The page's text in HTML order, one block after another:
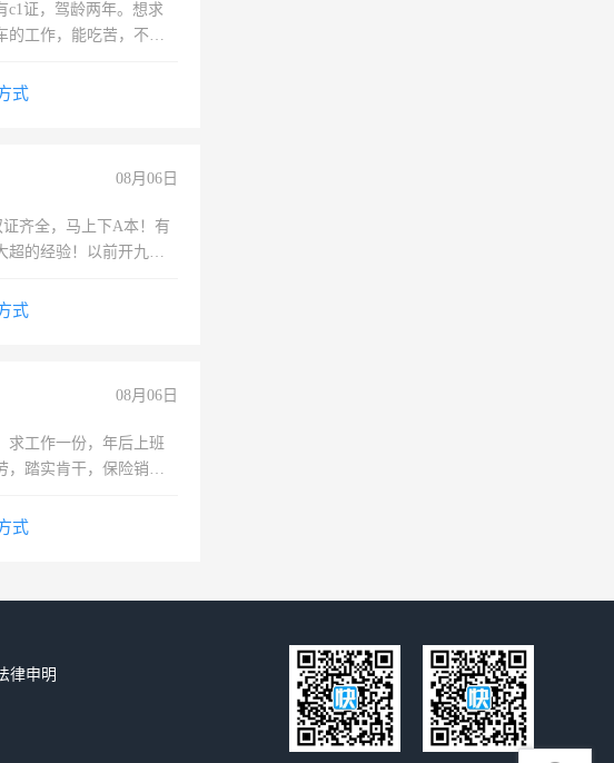
c1证，驾龄两年。想求
的工作，能吃苦，不怕
式
08月06日
齐全，马上下A本！有
超的经验！以前开九米
式
08月06日
求工作一份，年后上班
，踏实肯干，保险销售
式
律申明